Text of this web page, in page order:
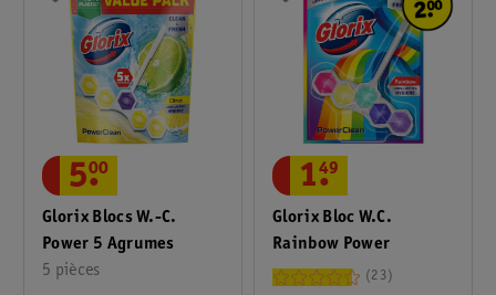
Glorix Blocs W.-C.
Power 5 Agrumes
5 pièces
5.
00
Glorix Bloc W.C.
Rainbow Power
1.
49
23